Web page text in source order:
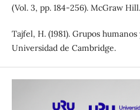
(Vol. 3, pp. 184-256). McGraw Hill.
Tajfel, H. (1981). Grupos
Universidad de Cambridge.